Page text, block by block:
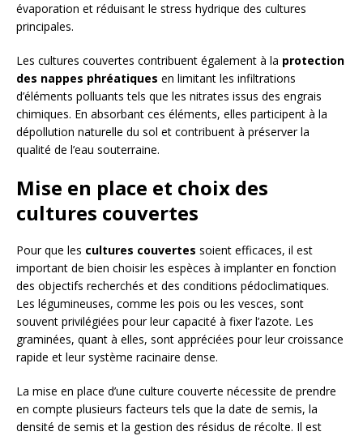
évaporation et réduisant le stress hydrique des cultures
principales.
Les cultures couvertes contribuent également à la protection
des nappes phréatiques en limitant les infiltrations
d’éléments polluants tels que les nitrates issus des engrais
chimiques. En absorbant ces éléments, elles participent à la
dépollution naturelle du sol et contribuent à préserver la
qualité de l’eau souterraine.
Mise en place et choix des
cultures couvertes
Pour que les cultures couvertes soient efficaces, il est
important de bien choisir les espèces à implanter en fonction
des objectifs recherchés et des conditions pédoclimatiques.
Les légumineuses, comme les pois ou les vesces, sont
souvent privilégiées pour leur capacité à fixer l’azote. Les
graminées, quant à elles, sont appréciées pour leur croissance
rapide et leur système racinaire dense.
La mise en place d’une culture couverte nécessite de prendre
en compte plusieurs facteurs tels que la date de semis, la
densité de semis et la gestion des résidus de récolte. Il est